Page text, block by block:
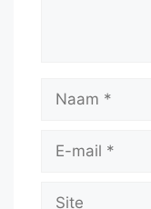
Naam
Site